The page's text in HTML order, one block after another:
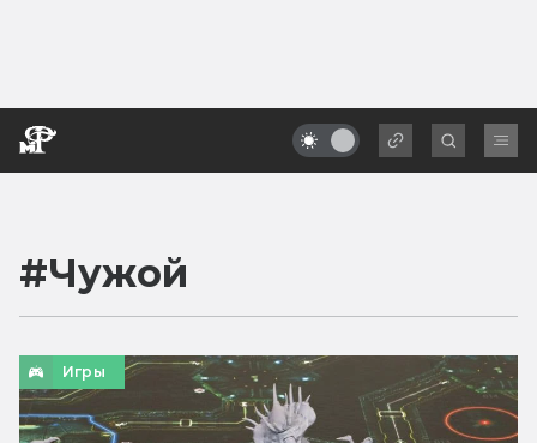
#Чужой
Игры